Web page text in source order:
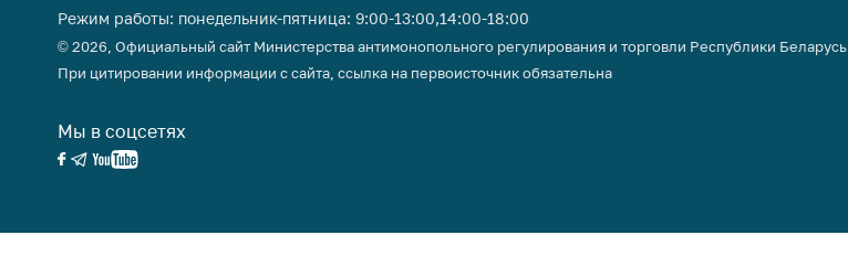
Режим работы: понедельник-пятница: 9:00-13:00,14:00-18:00
© 2026, Официальный сайт Министерства антимонопольного регулирования и торговли Республики Беларусь
При цитировании информации с сайта, ссылка на первоисточник обязательна
Мы в соцсетях